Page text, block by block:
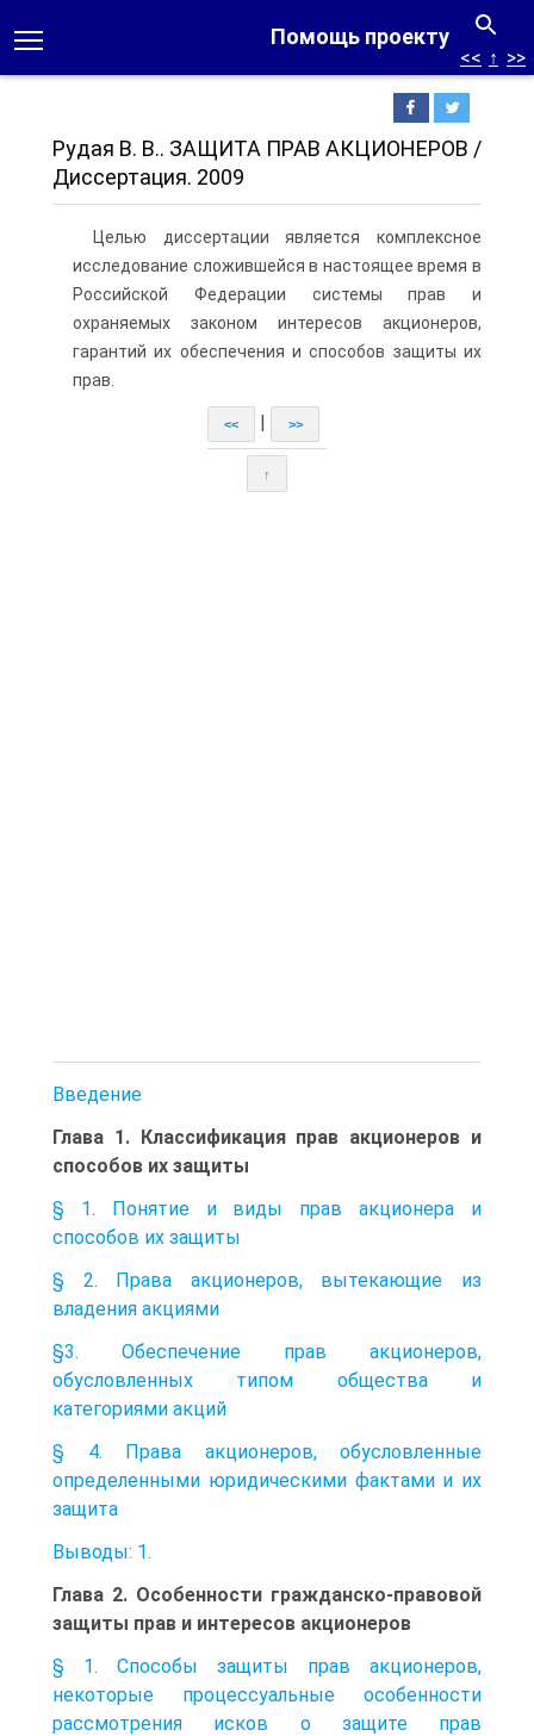
Помощь проекту
<< ↑ >>
Рудая В. В.. ЗАЩИТА ПРАВ АКЦИОНЕРОВ /
Диссертация. 2009
Целью диссертации является комплексное
исследование сложившейся в настоящее время в
Российской Федерации системы прав и
охраняемых законом интересов акционеров,
гарантий их обеспечения и способов защиты их
прав.
<< >>
↑
Введение
Глава 1. Классификация прав акционеров и
способов их защиты
§ 1. Понятие и виды прав акционера и
способов их защиты
§ 2. Права акционеров, вытекающие из
владения акциями
§3. Обеспечение прав акционеров,
обусловленных типом общества и
категориями акций
§ 4. Права акционеров, обусловленные
определенными юридическими фактами и их
защита
Выводы: 1.
Глава 2. Особенности гражданско-правовой
защиты прав и интересов акционеров
§ 1. Способы защиты прав акционеров,
некоторые процессуальные особенности
рассмотрения исков о защите прав